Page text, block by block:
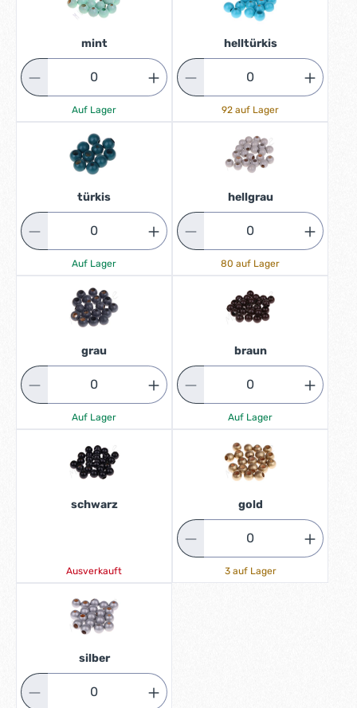
mint
Auf Lager
helltürkis
92 auf Lager
türkis
Auf Lager
hellgrau
80 auf Lager
grau
Auf Lager
braun
Auf Lager
schwarz
Ausverkauft
gold
3 auf Lager
silber